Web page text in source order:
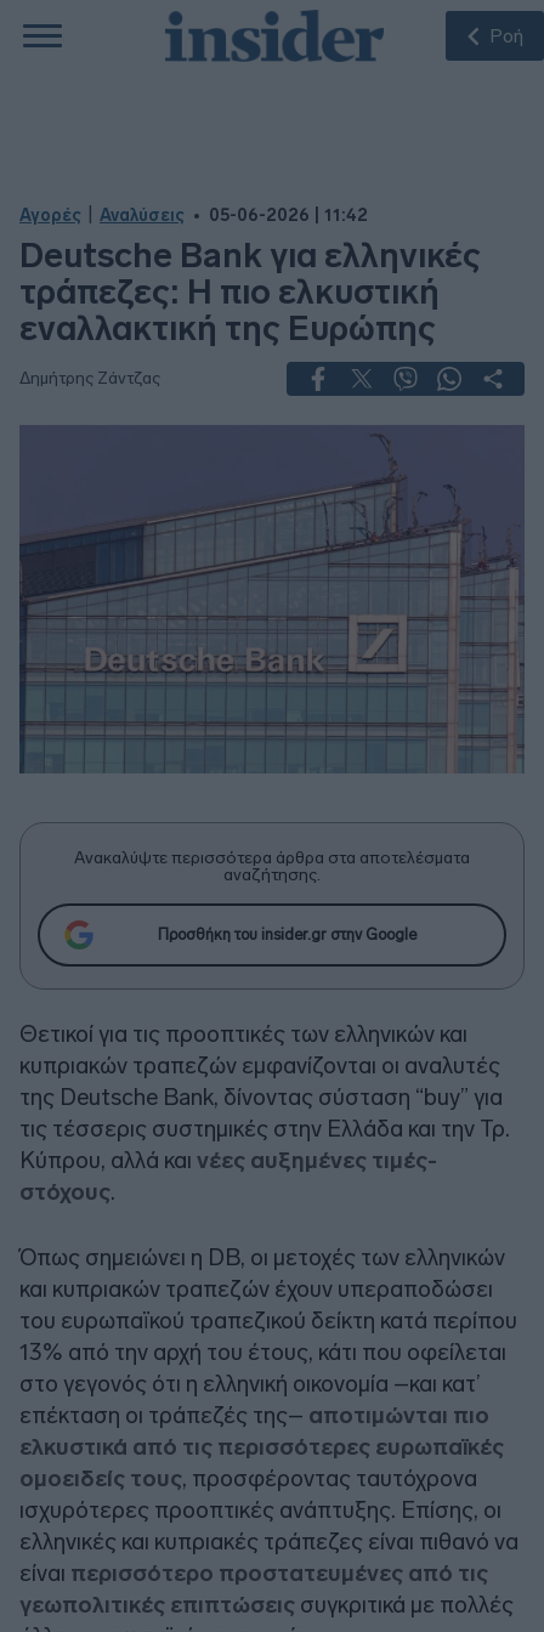
Ροή
Αγορές Αναλύσεις 05-06-2026 | 11:42
Deutsche Bank για ελληνικές
τράπεζες: Η πιο ελκυστική
εναλλακτική της Ευρώπης
Δημήτρης Ζάντζας
Ανακαλύψτε περισσότερα άρθρα στα αποτελέσματα
αναζήτησης.
Προσθήκη του insider.gr στην Google
Θετικοί για τις προοπτικές των ελληνικών και
κυπριακών τραπεζών εμφανίζονται οι αναλυτές
της Deutsche Bank, δίνοντας σύσταση “buy” για
τις τέσσερις συστημικές στην Ελλάδα και την Τρ.
Κύπρου, αλλά και νέες αυξημένες τιμές-
στόχους.
Όπως σημειώνει η DB, οι μετοχές των ελληνικών
και κυπριακών τραπεζών έχουν υπεραποδώσει
του ευρωπαϊκού τραπεζικού δείκτη κατά περίπου
13% από την αρχή του έτους, κάτι που οφείλεται
στο γεγονός ότι η ελληνική οικονομία –και κατ’
επέκταση οι τράπεζές της– αποτιμώνται πιο
ελκυστικά από τις περισσότερες ευρωπαϊκές
ομοειδείς τους, προσφέροντας ταυτόχρονα
ισχυρότερες προοπτικές ανάπτυξης. Επίσης, οι
ελληνικές και κυπριακές τράπεζες είναι πιθανό να
είναι περισσότερο προστατευμένες από τις
γεωπολιτικές επιπτώσεις συγκριτικά με πολλές